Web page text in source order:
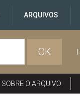
ARQUIVOS
OK
SOBRE O ARQUIVO